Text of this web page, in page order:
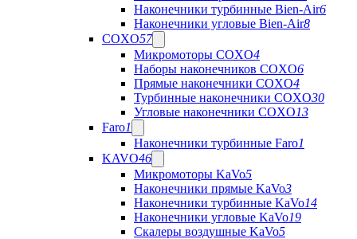
Наконечники турбинные Bien-Air6
Наконечники угловые Bien-Air8
COXO57
Микромоторы COXO4
Наборы наконечников COXO6
Прямые наконечники COXO4
Турбинные наконечники COXO30
Угловые наконечники COXO13
Faro1
Наконечники турбинные Faro1
KAVO46
Микромоторы KaVo5
Наконечники прямые KaVo3
Наконечники турбинные KaVo14
Наконечники угловые KaVo19
Скалеры воздушные KaVo5